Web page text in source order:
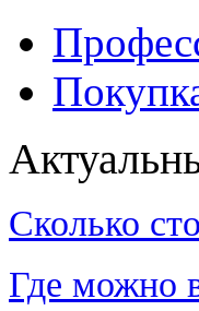
Сколько
Где можно